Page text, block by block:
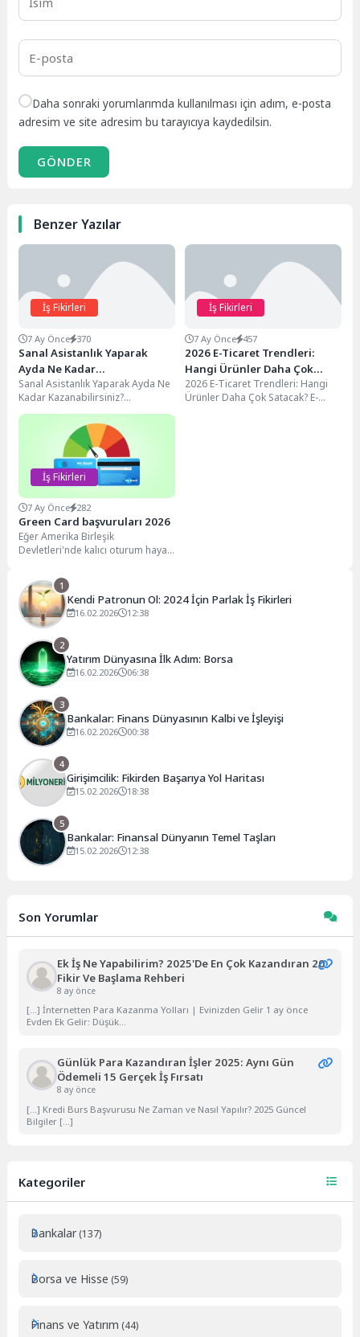
Daha sonraki yorumlarımda kullanılması için adım, e-posta
adresim ve site adresim bu tarayıcıya kaydedilsin.
GÖNDER
Benzer Yazılar
İş Fikirleri
7 Ay Önce 370
Sanal Asistanlık Yaparak
Ayda Ne Kadar
Kazanabilirsiniz?
Sanal Asistanlık Yaparak Ayda Ne
Kadar Kazanabilirsiniz?
Dijitalleşen dünyanın getirdiği en
büyük fırsatlardan biri şüphesiz...
İş Fikirleri
7 Ay Önce 457
2026 E-Ticaret Trendleri:
Hangi Ürünler Daha Çok
Satacak?
2026 E-Ticaret Trendleri: Hangi
Ürünler Daha Çok Satacak? E-
İş Fikirleri
7 Ay Önce 282
Green Card başvuruları 2026
Eğer Amerika Birleşik
Devletleri'nde kalıcı oturum hayali
başvuruları 2026 yılı itibarıyla
size...
1
Kendi Patronun Ol: 2024 İçin Parlak İş Fikirleri
16.02.2026 12:38
2
Yatırım Dünyasına İlk Adım: Borsa
16.02.2026 06:38
3
Bankalar: Finans Dünyasının Kalbi ve İşleyişi
16.02.2026 00:38
4
Girişimcilik: Fikirden Başarıya Yol Haritası
15.02.2026 18:38
5
Bankalar: Finansal Dünyanın Temel Taşları
15.02.2026 12:38
Son Yorumlar
Ek İş Ne Yapabilirim? 2025'de En Çok Kazandıran 20
Fikir Ve Başlama Rehberi
8 ay önce
[…] İnternetten Para Kazanma Yolları | Evinizden Gelir 1 ay önce
Evden Ek Gelir: Düşük...
Günlük Para Kazandıran İşler 2025: Aynı Gün
Ödemeli 15 Gerçek İş Fırsatı
8 ay önce
[…] Kredi Burs Başvurusu Ne Zaman ve Nasıl Yapılır? 2025 Güncel
Bilgiler […]
Kategoriler
Bankalar (137)
Borsa ve Hisse (59)
Finans ve Yatırım (44)